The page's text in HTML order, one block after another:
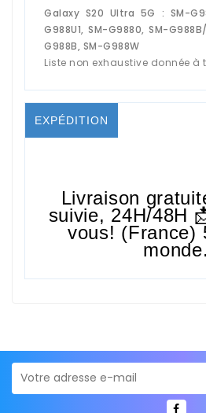
Galaxy S20 Ultra 5G : SM-
G988U1, SM-G9880, SM-
G988B, SM-G988W
Liste non exhaustive donnée à
EXPÉDITION
Livraison
suivie, 24H/48H
vous! (France)
monde.